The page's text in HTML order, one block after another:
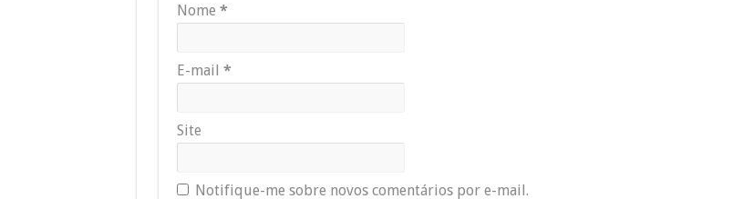
Nome *
E-mail *
Site
Notifique-me sobre novos comentários por e-mail.